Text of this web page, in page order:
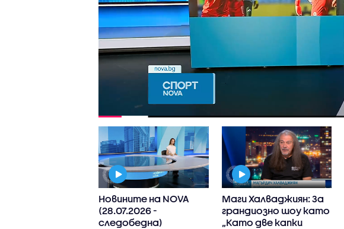
Новините на NOVA
(28.07.2026 -
следобедна)
Маги Халваджиян: За
грандиозно шоу като
„Като две капки